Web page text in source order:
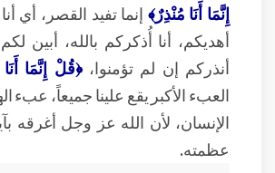
إِنَّمَا أَنَا مُنْذِرٌ﴾ إنما تفيد القصر، أي
أهديكم، أنا أُذكركم بالله، أبين
أنذركم إن لم تؤمنوا، ﴿قُلْ إِنَّمَا
العبء الأكبر يقع علينا جميعاً، عبء
الإنسان، لأن الله عز وجل أغرقه
عظمته.